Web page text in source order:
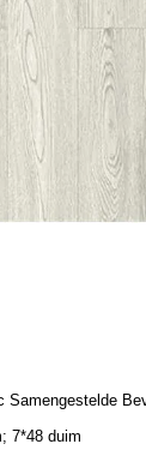
Samengestelde
7*48 duim